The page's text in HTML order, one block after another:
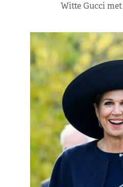
Witte Gucci